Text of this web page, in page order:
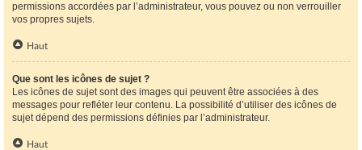
permissions accordées par l’administrateur, vous pouvez ou non verrouiller
vos propres sujets.
Haut
Que sont les icônes de sujet ?
Les icônes de sujet sont des images qui peuvent être associées à des
messages pour refléter leur contenu. La possibilité d’utiliser des icônes de
sujet dépend des permissions définies par l’administrateur.
Haut